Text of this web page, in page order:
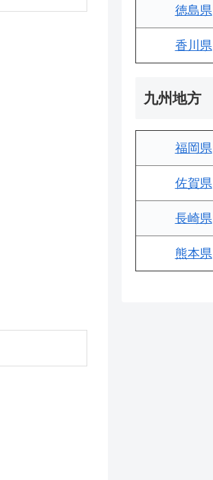
徳島県
香川県
九州地方
福岡県
佐賀県
長崎県
熊本県